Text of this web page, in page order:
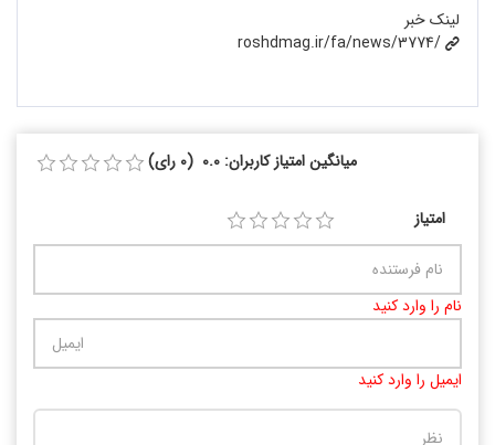
لینک خبر
roshdmag.ir/fa/news/3774/
میانگین امتیاز کاربران: 0.0 (0 رای)
امتیاز
نام را وارد کنید
ایمیل را وارد کنید